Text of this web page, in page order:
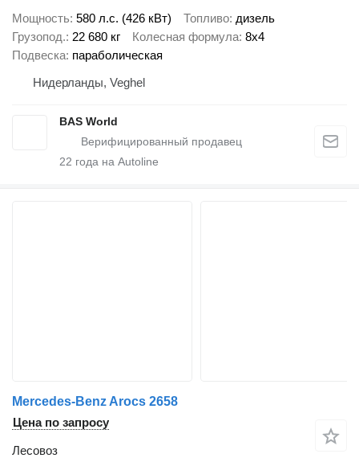
Мощность 580 л.с. (426 кВт) Топливо дизель
Грузопод. 22 680 кг Колесная формула 8x4
Подвеска параболическая
Нидерланды, Veghel
BAS World
22 года на Autoline
Mercedes-Benz Arocs 2658
Цена по запросу
Лесовоз